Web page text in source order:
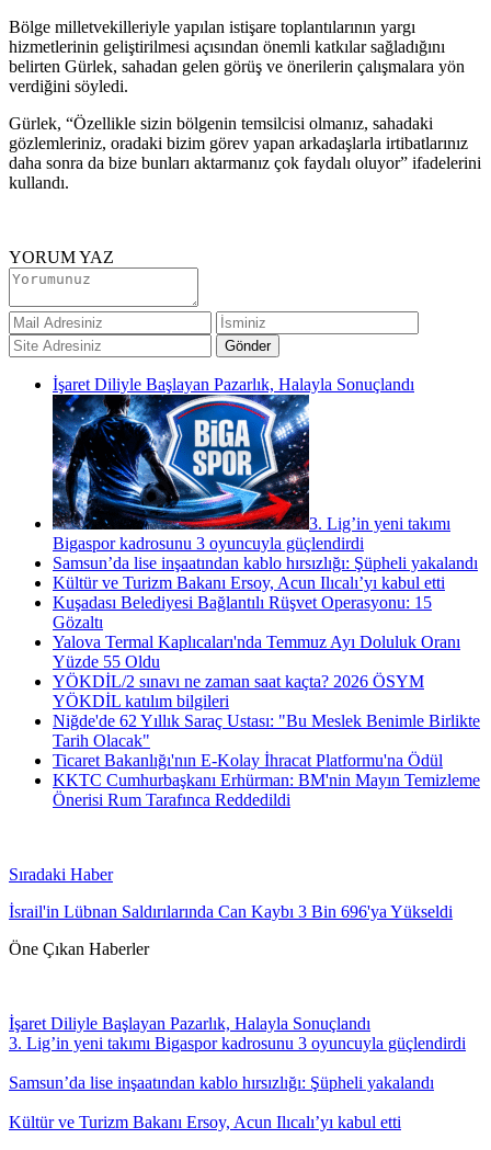
Bölge milletvekilleriyle yapılan istişare toplantılarının yargı
hizmetlerinin geliştirilmesi açısından önemli katkılar sağladığını
belirten Gürlek, sahadan gelen görüş ve önerilerin çalışmalara yön
verdiğini söyledi.
Gürlek, “Özellikle sizin bölgenin temsilcisi olmanız, sahadaki
gözlemleriniz, oradaki bizim görev yapan arkadaşlarla irtibatlarınız
daha sonra da bize bunları aktarmanız çok faydalı oluyor” ifadelerini
kullandı.
YORUM YAZ
İşaret Diliyle Başlayan Pazarlık, Halayla Sonuçlandı
3. Lig’in yeni takımı
Bigaspor kadrosunu 3 oyuncuyla güçlendirdi
Samsun’da lise inşaatından kablo hırsızlığı: Şüpheli yakalandı
Kültür ve Turizm Bakanı Ersoy, Acun Ilıcalı’yı kabul etti
Kuşadası Belediyesi Bağlantılı Rüşvet Operasyonu: 15
Gözaltı
Yalova Termal Kaplıcaları'nda Temmuz Ayı Doluluk Oranı
Yüzde 55 Oldu
YÖKDİL/2 sınavı ne zaman saat kaçta? 2026 ÖSYM
YÖKDİL katılım bilgileri
Niğde'de 62 Yıllık Saraç Ustası: "Bu Meslek Benimle Birlikte
Tarih Olacak"
Ticaret Bakanlığı'nın E-Kolay İhracat Platformu'na Ödül
KKTC Cumhurbaşkanı Erhürman: BM'nin Mayın Temizleme
Önerisi Rum Tarafınca Reddedildi
Sıradaki Haber
İsrail'in Lübnan Saldırılarında Can Kaybı 3 Bin 696'ya Yükseldi
Öne Çıkan Haberler
İşaret Diliyle Başlayan Pazarlık, Halayla Sonuçlandı
3. Lig’in yeni takımı Bigaspor kadrosunu 3 oyuncuyla güçlendirdi
Samsun’da lise inşaatından kablo hırsızlığı: Şüpheli yakalandı
Kültür ve Turizm Bakanı Ersoy, Acun Ilıcalı’yı kabul etti